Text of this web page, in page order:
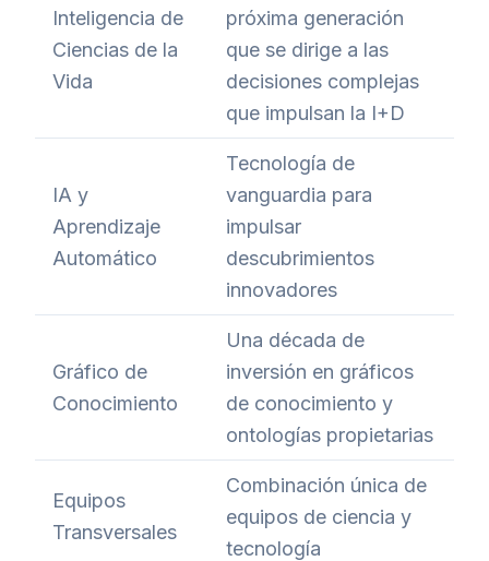
Inteligencia de
Ciencias de la
Vida
próxima generación
que se dirige a las
decisiones complejas
que impulsan la I+D
IA y
Aprendizaje
Automático
Tecnología de
vanguardia para
impulsar
descubrimientos
innovadores
Gráfico de
Conocimiento
Una década de
inversión en gráficos
de conocimiento y
ontologías propietarias
Equipos
Transversales
Combinación única de
equipos de ciencia y
tecnología